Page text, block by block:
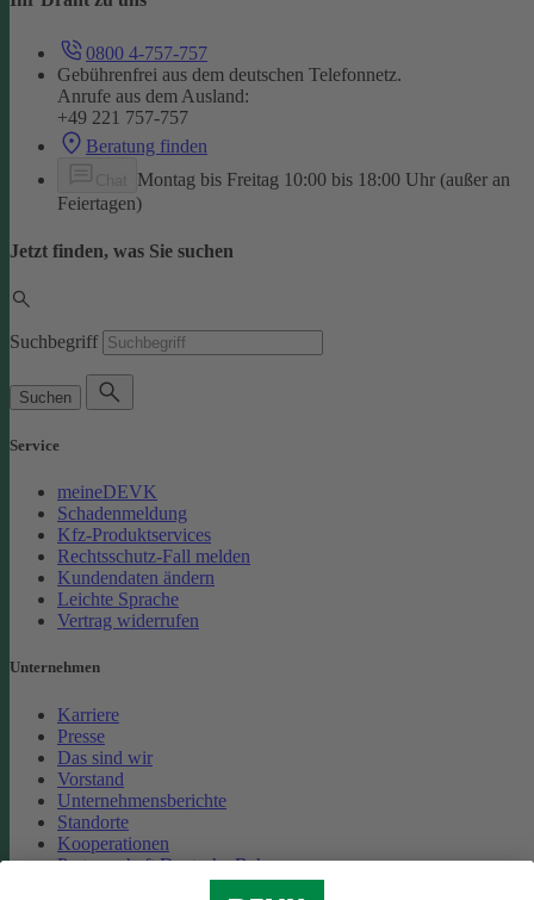
0800 4-757-757
Gebührenfrei aus dem deutschen Telefonnetz.
Anrufe aus dem Ausland:
+49 221 757-757
Beratung finden
Montag bis Freitag 10:00 bis 18:00 Uhr (außer an
Feiertagen)
Jetzt finden, was Sie suchen
Suchbegriff
Suchen
Service
meineDEVK
Schadenmeldung
Kfz-Produktservices
Rechtsschutz-Fall melden
Kundendaten ändern
Leichte Sprache
Vertrag widerrufen
Unternehmen
Karriere
Presse
Das sind wir
Vorstand
Unternehmensberichte
Standorte
Kooperationen
Partnerschaft Deutsche Bahn